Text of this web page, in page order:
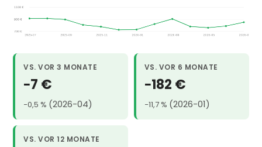
VS. VOR 3 MONATE
−7 €
−0,5 % (2026-04)
VS. VOR 6 MONATE
−182 €
−11,7 % (2026-01)
VS. VOR 12 MONATE